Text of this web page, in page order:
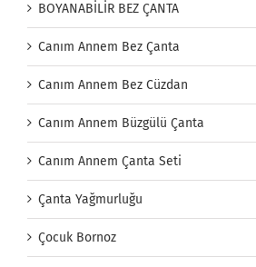
BOYANABİLİR BEZ ÇANTA
Canım Annem Bez Çanta
Canım Annem Bez Cüzdan
Canım Annem Büzgülü Çanta
Canım Annem Çanta Seti
Çanta Yağmurluğu
Çocuk Bornoz